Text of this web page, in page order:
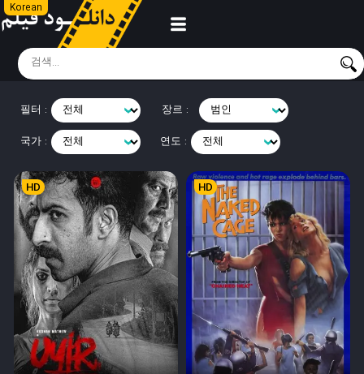
Korean
필터 :
장르 :
국가 :
연도 :
HD HD